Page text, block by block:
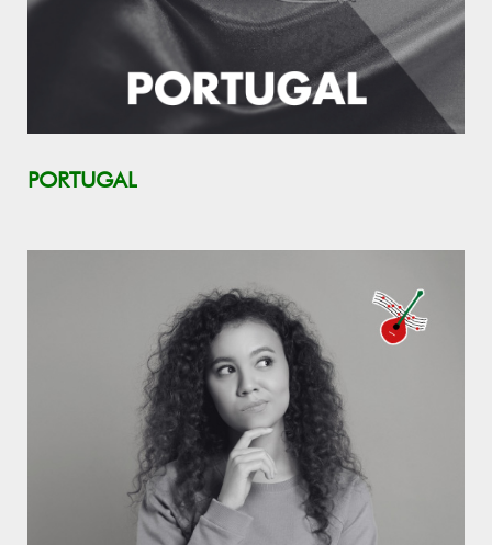
PORTUGAL